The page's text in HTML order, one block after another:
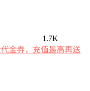
1.7K